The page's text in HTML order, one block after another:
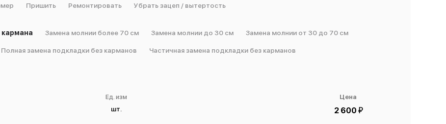
Пришить Ремонтировать Убрать зацеп / вытертость
Замена молнии более 70 см Замена молнии до 30 см Замена молнии от 30 до 70 см
Полная замена подкладки без карманов Частичная замена подкладки без карманов
Ед. изм
шт.
Цена
2 600 й